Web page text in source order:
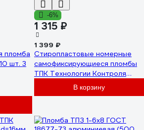
пломба
шт. 3
-6%
1 315 ₽
1 399 ₽
Стиропластовые номерные
самофиксирующиеся пломбы
ТПК Технологии Контроля
«Гарпун», комплект 100 шт.
В корзину